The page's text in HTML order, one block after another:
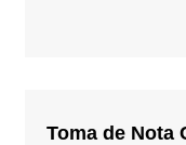
Toma de Nota